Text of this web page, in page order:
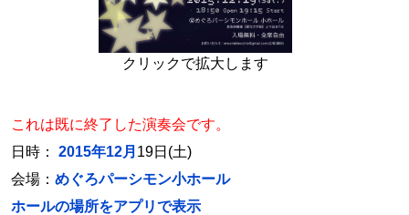
クリックで拡大します
これは既に終了した演奏会です。
日時： 2015年12月 19日(土)
会場： めぐろパーシモン小ホール
ホールの場所をアプリで表示